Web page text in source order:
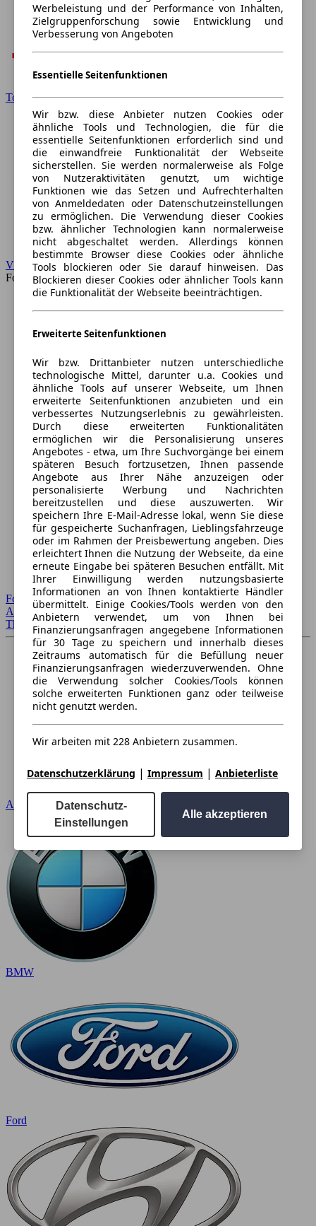
Toyota
VW
Forum
Forum Startseite
Alle Auto-Foren
Themen-Forum
Audi
BMW
Ford
Werbeleistung und der Performance von Inhalten,
Zielgruppenforschung sowie Entwicklung und
Verbesserung von Angeboten
Essentielle Seitenfunktionen
Wir bzw. diese Anbieter nutzen Cookies oder
ähnliche Tools und Technologien, die für die
essentielle Seitenfunktionen erforderlich sind und
die einwandfreie Funktionalität der Webseite
sicherstellen. Sie werden normalerweise als Folge
von Nutzeraktivitäten genutzt, um wichtige
Funktionen wie das Setzen und Aufrechterhalten
von Anmeldedaten oder Datenschutzeinstellungen
zu ermöglichen. Die Verwendung dieser Cookies
bzw. ähnlicher Technologien kann normalerweise
nicht abgeschaltet werden. Allerdings können
bestimmte Browser diese Cookies oder ähnliche
Tools blockieren oder Sie darauf hinweisen. Das
Blockieren dieser Cookies oder ähnlicher Tools kann
die Funktionalität der Webseite beeinträchtigen.
Erweiterte Seitenfunktionen
Wir bzw. Drittanbieter nutzen unterschiedliche
technologische Mittel, darunter u.a. Cookies und
ähnliche Tools auf unserer Webseite, um Ihnen
erweiterte Seitenfunktionen anzubieten und ein
verbessertes Nutzungserlebnis zu gewährleisten.
Durch diese erweiterten Funktionalitäten
ermöglichen wir die Personalisierung unseres
Angebotes - etwa, um Ihre Suchvorgänge bei einem
späteren Besuch fortzusetzen, Ihnen passende
Angebote aus Ihrer Nähe anzuzeigen oder
personalisierte Werbung und Nachrichten
bereitzustellen und diese auszuwerten. Wir
speichern Ihre E-Mail-Adresse lokal, wenn Sie diese
für gespeicherte Suchanfragen, Lieblingsfahrzeuge
oder im Rahmen der Preisbewertung angeben. Dies
erleichtert Ihnen die Nutzung der Webseite, da eine
erneute Eingabe bei späteren Besuchen entfällt. Mit
Ihrer Einwilligung werden nutzungsbasierte
Informationen an von Ihnen kontaktierte Händler
übermittelt. Einige Cookies/Tools werden von den
Anbietern verwendet, um von Ihnen bei
Finanzierungsanfragen angegebene Informationen
für 30 Tage zu speichern und innerhalb dieses
Zeitraums automatisch für die Befüllung neuer
Finanzierungsanfragen wiederzuverwenden. Ohne
die Verwendung solcher Cookies/Tools können
solche erweiterten Funktionen ganz oder teilweise
nicht genutzt werden.
Wir arbeiten mit 228 Anbietern zusammen.
Datenschutzerklärung | Impressum | Anbieterliste
Datenschutz-
Einstellungen
Alle akzeptieren